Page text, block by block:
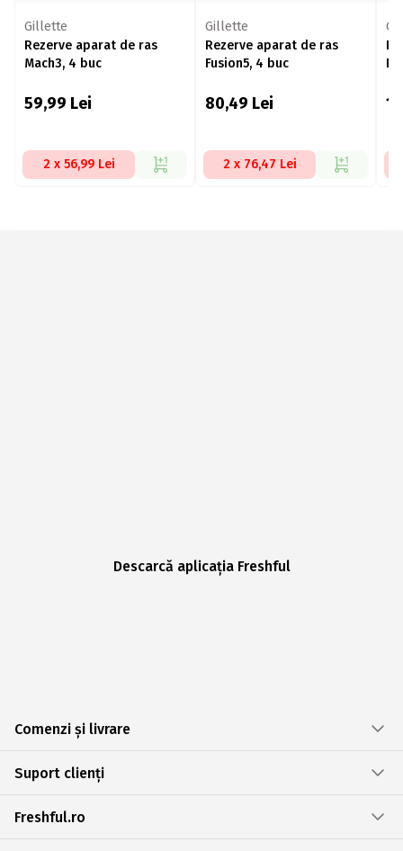
Gillette
Rezerve aparat de ras
Mach3, 4 buc
59,99 Lei
2 x 56,99 Lei
Gillette
Rezerve aparat de ras
Fusion5, 4 buc
80,49 Lei
2 x 76,47 Lei
Descarcă aplicația Freshful
Comenzi și livrare
Suport clienți
Freshful.ro